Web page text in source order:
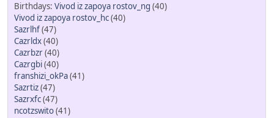
Vivod iz zapoya rostov_ng (40)
Vivod iz zapoya rostov_hc(40)
Sazrlhf(47)
Cazrldx(40)
Cazrbzr(40)
Cazrgbi(40)
franshizi_okPa(41)
Sazrtiz(47)
Sazrxfc(47)
ncotzswito(41)